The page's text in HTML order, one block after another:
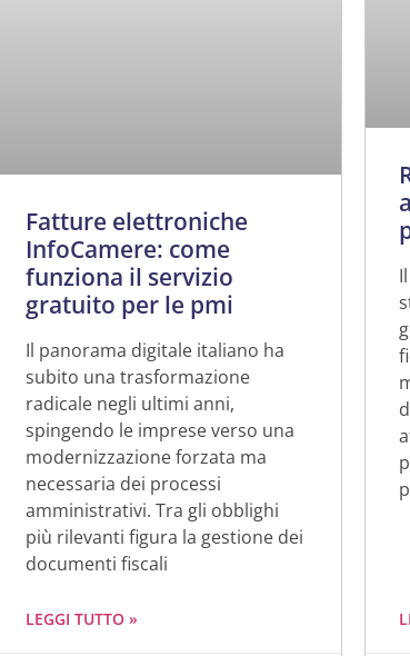
Fatture elettroniche
InfoCamere: come
funziona il servizio
gratuito per le pmi
Il panorama digitale italiano ha
subito una trasformazione
radicale negli ultimi anni,
spingendo le imprese verso una
modernizzazione forzata ma
necessaria dei processi
amministrativi. Tra gli obblighi
più rilevanti figura la gestione dei
documenti fiscali
LEGGI TUTTO »